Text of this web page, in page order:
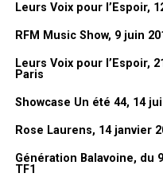
présenter en quelques
Leurs Voix pour l’Espoir,
RFM Music Show, 9 juin
Leurs Voix pour l’Espoir,
Paris
Showcase Un été 44, 14
Rose Laurens, 14 janvier
Génération Balavoine, du
TF1